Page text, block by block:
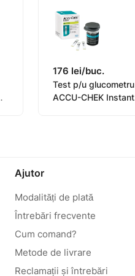
176 lei/buc.
Test p/u glucometru
ACCU-CHEK Instant
Ajutor
Modalități de plată
Întrebări frecvente
Cum comand?
Metode de livrare
Reclamații și întrebări